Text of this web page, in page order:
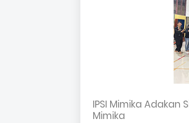
IPSI Mimika
Mimika